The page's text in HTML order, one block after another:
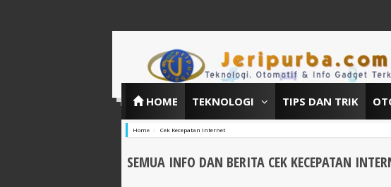
HOME TEKNOLOGI TIPS DAN TRIK
Home Cek Kecepatan Internet
SEMUA INFO DAN BERITA CEK KECEPATAN